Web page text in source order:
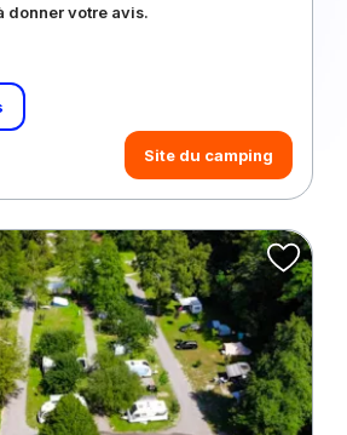
donner votre avis.
Site du camping